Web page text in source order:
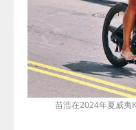
苗浩在2024年夏威夷